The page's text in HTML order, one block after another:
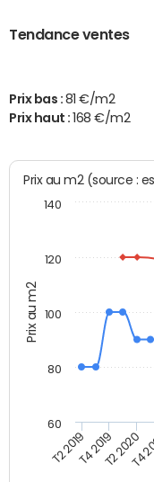
Tendance ventes
Prix bas : 81 €/m2
Prix haut : 168 €/m2
Prix au m2
Prix au m2 (source :
T2 2019T4 2019T2 2020
T4
60
80
100
120
140